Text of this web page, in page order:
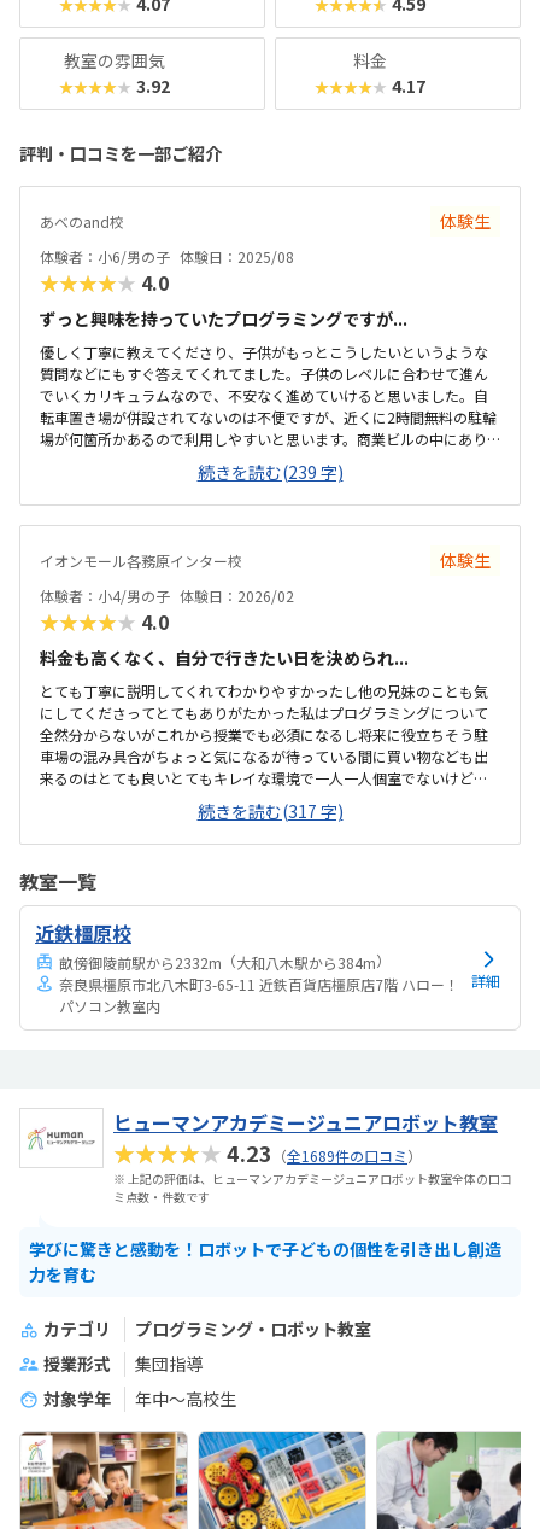
★★★★★ ★★★★★
教室の雰囲気
★★★★★ 3.92
料金
★★★★★ 4.17
評判・口コミを一部ご紹介
あべのand校 体験生
体験者：小6/男の子 体験日：2025/08
★★★★★ 4.0
ずっと興味を持っていたプログラミングですが...
優しく丁寧に教えてくださり、子供がもっとこうしたいというような
質問などにもすぐ答えてくれてました。子供のレベルに合わせて進ん
でいくカリキュラムなので、不安なく進めていけると思いました。自
転車置き場が併設されてないのは不便ですが、近くに2時間無料の駐輪
場が何箇所かあるので利用しやすいと思います。商業ビルの中にあり
明るく綺麗で、一人でコツコツプログラミングを進めて行ける環境か
とおもいました。他のプログラミング教室に比べると、格段に安くて
通いやすい価格設定になっていると思います。
続きを読む(239 字)
イオンモール各務原インター校 体験生
体験者：小4/男の子 体験日：2026/02
★★★★★ 4.0
料金も高くなく、自分で行きたい日を決められ...
とても丁寧に説明してくれてわかりやすかったし他の兄妹のことも気
にしてくださってとてもありがたかった私はプログラミングについて
全然分からないがこれから授業でも必須になるし将来に役立ちそう駐
車場の混み具合がちょっと気になるが待っている間に買い物なども出
来るのはとても良いとてもキレイな環境で一人一人個室でないけどパ
ーテーションがあるのも安心だしヘッドホンなども衛生的であった他
のプログラミングと比べて同じくらいのねだんであったが子どもなの
で急な病気などがキャンセルになってしまうのはなかなか辛いところ
ていました！学校でも学校のクラブでもスクラッチやっているので抵
抗もなかった！
続きを読む(317 字)
教室一覧
近鉄橿原校
畝傍御陵前駅から2332m （大和八木駅から384m）
奈良県橿原市北八木町3-65-11 近鉄百貨店橿原店7階 ハロー！
パソコン教室内
詳細
ヒューマンアカデミージュニアロボット教室
★★★★★4.23 （全1689件の口コミ）
※ 上記の評価は、ヒューマンアカデミージュニアロボット教室全体の口コ
ミ点数・件数です
学びに驚きと感動を！ロボットで子どもの個性を引き出し創造
力を育む
カテゴリ
プログラミング・ロボット教室
授業形式
集団指導
対象学年
年中～高校生